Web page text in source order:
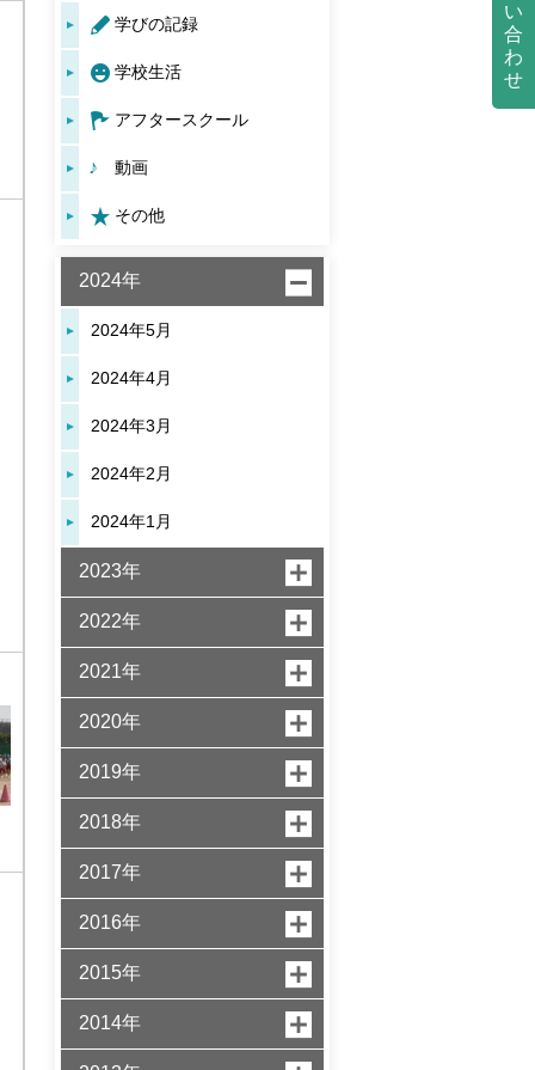
学びの記録
学校生活
アフタースクール
動画
その他
2024年
2024年5月
2024年4月
2024年3月
2024年2月
2024年1月
2023年
2022年
2021年
2020年
2019年
2018年
2017年
2016年
2015年
2014年
い
合
わ
せ